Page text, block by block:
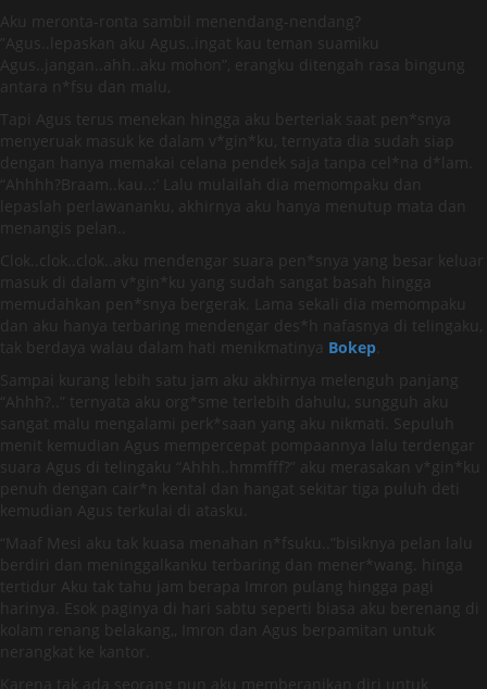
Aku meronta-ronta sambil menendang-nendang?
”Agus..lepaskan aku Agus..ingat kau teman suamiku
Agus..jangan..ahh..aku mohon”, erangku ditengah rasa bingung
antara n*fsu dan malu,
Tapi Agus terus menekan hingga aku berteriak saat pen*snya
menyeruak masuk ke dalam v*gin*ku, ternyata dia sudah siap
dengan hanya memakai celana pendek saja tanpa cel*na d*lam.
“Ahhhh?Braam..kau..:’ Lalu mulailah dia memompaku dan
lepaslah perlawananku, akhirnya aku hanya menutup mata dan
menangis pelan..
Clok..clok..clok..aku mendengar suara pen*snya yang besar keluar
masuk di dalam v*gin*ku yang sudah sangat basah hingga
memudahkan pen*snya bergerak. Lama sekali dia memompaku
dan aku hanya terbaring mendengar des*h nafasnya di telingaku,
tak berdaya walau dalam hati menikmatinya Bokep
Sampai kurang lebih satu jam aku akhirnya melenguh panjang
“Ahhh?..” ternyata aku org*sme terlebih dahulu, sungguh aku
sangat malu mengalami perk*saan yang aku nikmati. Sepuluh
menit kemudian Agus mempercepat pompaannya lalu terdengar
suara Agus di telingaku “Ahhh..hmmfff?” aku merasakan v*gin*ku
penuh dengan cair*n kental dan hangat sekitar tiga puluh deti
kemudian Agus terkulai di atasku.
“Maaf Mesi aku tak kuasa menahan n*fsuku..”bisiknya pelan lalu
berdiri dan meninggalkanku terbaring dan mener*wang. hinga
tertidur Aku tak tahu jam berapa Imron pulang hingga pagi
harinya. Esok paginya di hari sabtu seperti biasa aku berenang di
kolam renang belakang,, Imron dan Agus berpamitan untuk
nerangkat ke kantor.
Karena tak ada seorang pun aku memberanikan diri untuk